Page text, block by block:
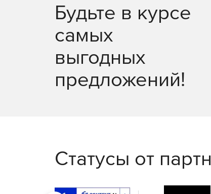
Будьте в курсе
самых
выгодных
предложений!
Статусы от